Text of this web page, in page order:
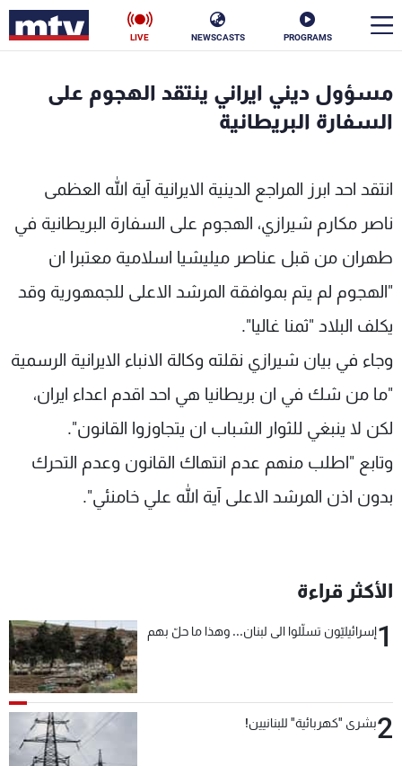
PROGRAMS
NEWSCASTS
LIVE
مسؤول ديني ايراني ينتقد الهجوم على
السفارة البريطانية
انتقد احد ابرز المراجع الدينية الايرانية آية الله العظمى
ناصر مكارم شيرازي، الهجوم على السفارة البريطانية في
طهران من قبل عناصر ميليشيا اسلامية معتبرا ان
"الهجوم لم يتم بموافقة المرشد الاعلى للجمهورية وقد
يكلف البلاد "ثمنا غاليا".
وجاء في بيان شيرازي نقلته وكالة الانباء الايرانية الرسمية
"ما من شك في ان بريطانيا هي احد اقدم اعداء ايران،
لكن لا ينبغي للثوار الشباب ان يتجاوزوا القانون".
وتابع "اطلب منهم عدم انتهاك القانون وعدم التحرك
بدون اذن المرشد الاعلى آية الله علي خامنئي".
الأكثر قراءة
1إسرائيليّون تسلّلوا الى لبنان... وهذا ما حلّ بهم
2بشرى "كهربائية" للبنانيين!
الأخبار
منوعات رياضة
كأس العالم
البرامج
جدول البرامج
شاهد البرامج
عن MTV
وظائف